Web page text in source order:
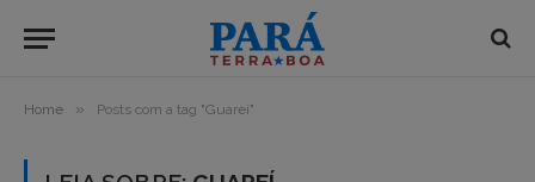
Home » Posts com a tag "Guareí"